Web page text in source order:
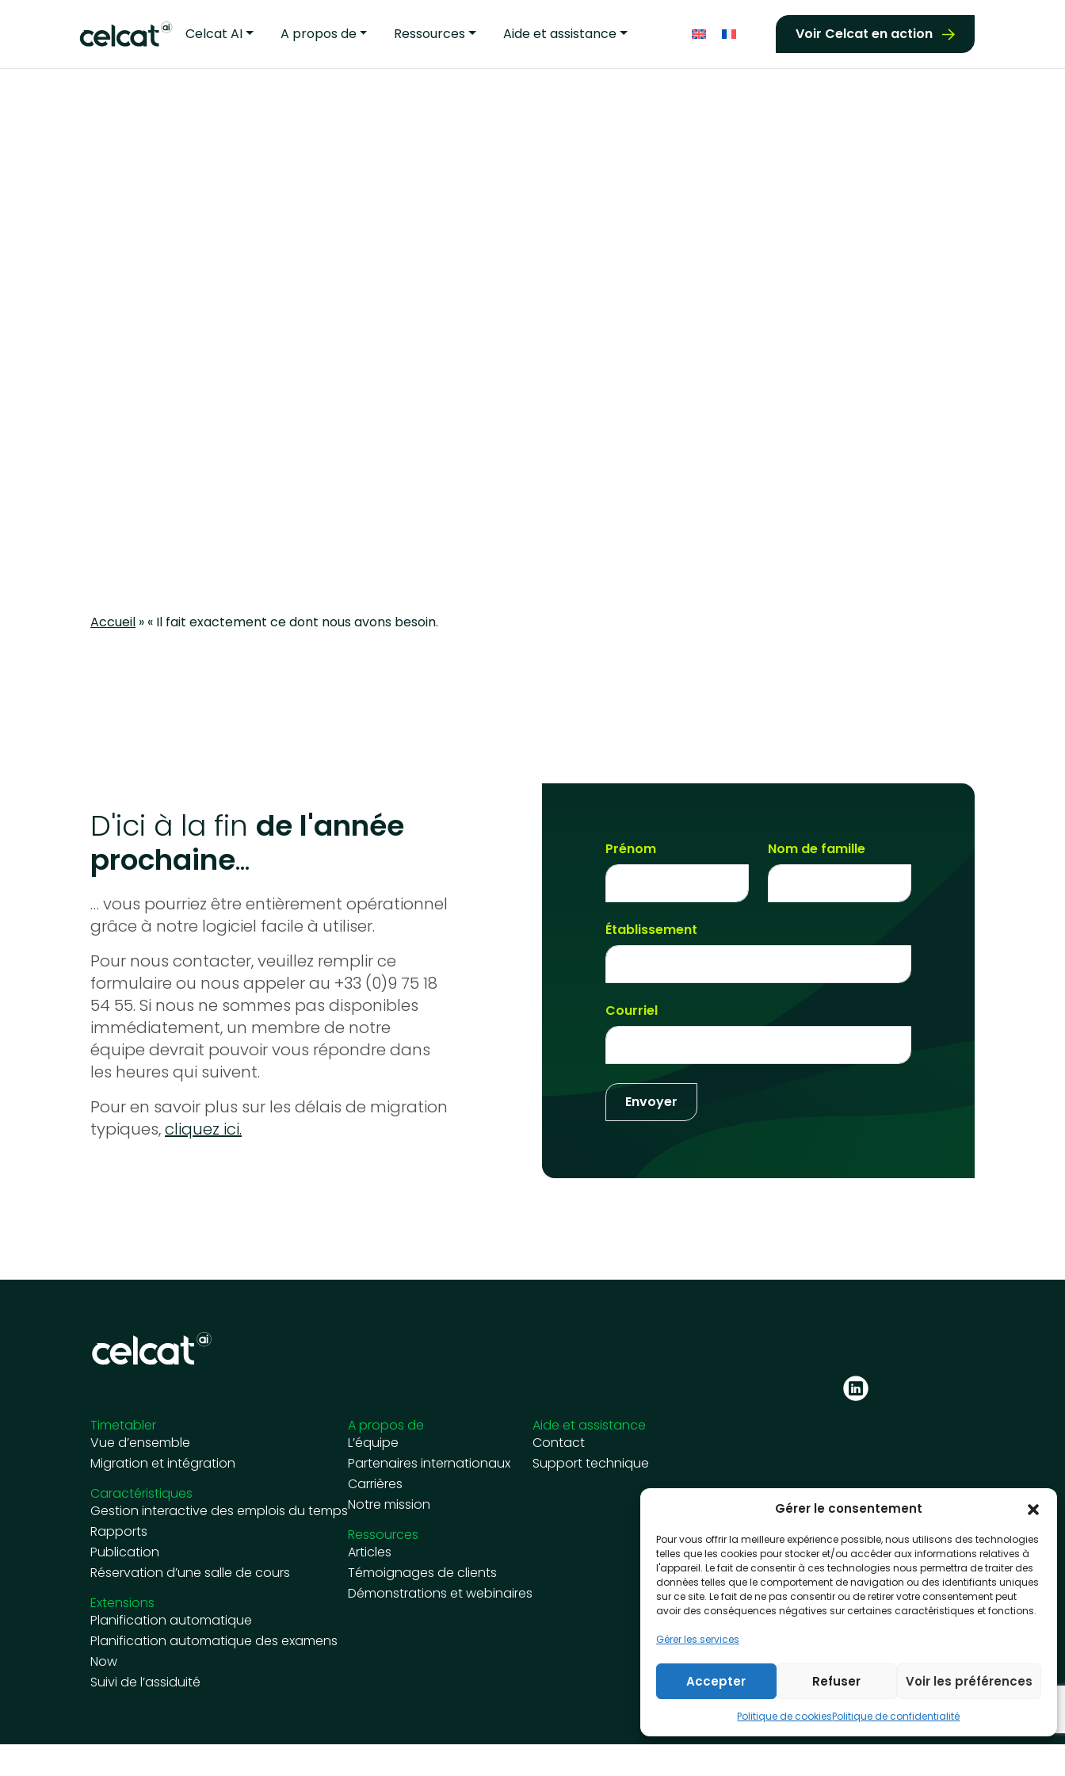
Gérer le consentement
Pour vous offrir la meilleure expérience possible, nous utilisons des technologies
telles que les cookies pour stocker et/ou accéder aux informations relatives à
l'appareil. Le fait de consentir à ces technologies nous permettra de traiter des
données telles que le comportement de navigation ou des identifiants uniques
sur ce site. Le fait de ne pas consentir ou de retirer votre consentement peut
avoir des conséquences négatives sur certaines caractéristiques et fonctions.
Gérer les services
Accepter Refuser Voir les préférences
Politique de cookiesPolitique de confidentialité
Celcat AI A propos de Ressources Aide et assistance Voir Celcat en action
Accueil » « Il fait exactement ce dont nous avons besoin.
D'ici à la fin de l'année
prochaine...
… vous pourriez être entièrement opérationnel
grâce à notre logiciel facile à utiliser.
Pour nous contacter, veuillez remplir ce
formulaire ou nous appeler au +33 (0)9 75 18
54 55. Si nous ne sommes pas disponibles
immédiatement, un membre de notre
équipe devrait pouvoir vous répondre dans
les heures qui suivent.
Pour en savoir plus sur les délais de migration
typiques,cliquez ici.
Prénom Nom de famille
Établissement
Courriel
Timetabler
Vue d’ensemble
Migration et intégration
Caractéristiques
Gestion interactive des emplois du temps
Rapports
Publication
Réservation d’une salle de cours
Extensions
Planification automatique
Planification automatique des examens
Now
Suivi de l’assiduité
A propos de
L’équipe
Partenaires internationaux
Carrières
Notre mission
Ressources
Articles
Témoignages de clients
Démonstrations et webinaires
Aide et assistance
Contact
Support technique